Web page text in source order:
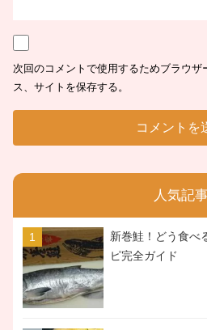
次回のコメントで使用するためブラウザ
ス、サイトを保存する。
人気記
新巻鮭！どう食べ
ピ完全ガイド